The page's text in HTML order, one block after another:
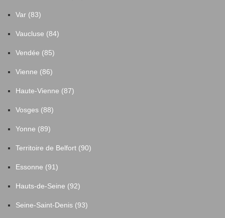
Var (83)
Vaucluse (84)
Vendée (85)
Vienne (86)
Haute-Vienne (87)
Vosges (88)
Yonne (89)
Territoire de Belfort (90)
Essonne (91)
Hauts-de-Seine (92)
Seine-Saint-Denis (93)